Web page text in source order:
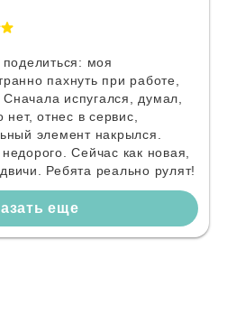
моя
пахнуть при работе,
Сначала испугался, думал,
отнес в сервис,
элемент накрылся.
Сейчас как новая,
Ребята реально рулят!
еще